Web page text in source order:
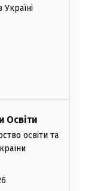
Україні
Освіти
освіти та